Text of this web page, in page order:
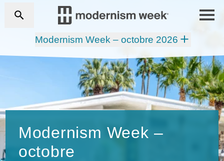
Modernism Week – octobre 2026
Modernism Week –
octobre